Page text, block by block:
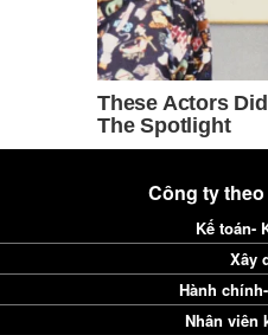
Công ty
Kế toán-
Xây
Hành
Nhân viên